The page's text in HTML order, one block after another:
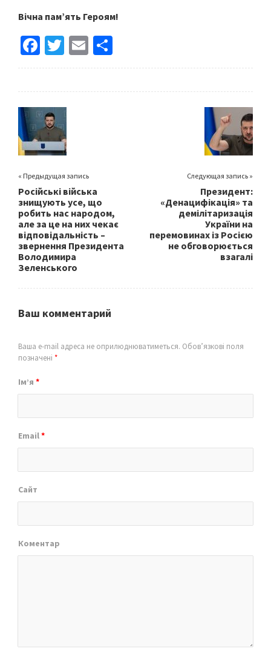
Вічна пам’ять Героям!
Fa
ce
o
o
k
T
wi
er
E
m h
« Предыдущая запись
Російські війська
знищують усе, що
робить нас народом,
але за це на них чекає
відповідальність –
звернення Президента
Володимира
Зеленського
Следующая запись »
Президент:
«Денацифікація» та
демілітаризація
України на
перемовинах із Росією
не обговорюється
взагалі
Ваш комментарий
Ваша e-mail адреса не оприлюднюватиметься. Обов’язкові поля
позначені *
Ім’я *
Email*
Сайт
Коментар